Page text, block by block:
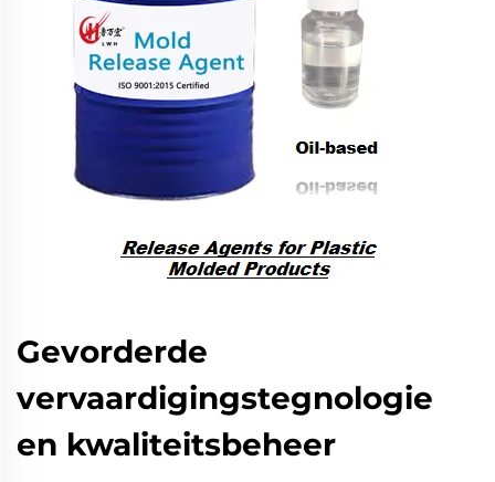
Gevorderde
vervaardigingstegnologie
en kwaliteitsbeheer